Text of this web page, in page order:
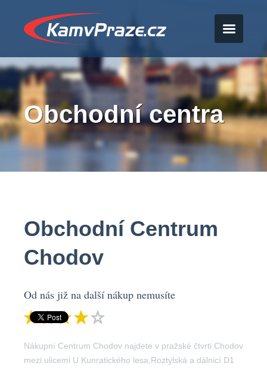
Obchodní centra
Obchodní Centrum
Chodov
Od nás již na další nákup nemusíte
Nákupní Centrum Chodov najdete v pražské čtvrti Chodov
mezi ulicemi U Kunratického lesa,Roztylská a dálnicí D1